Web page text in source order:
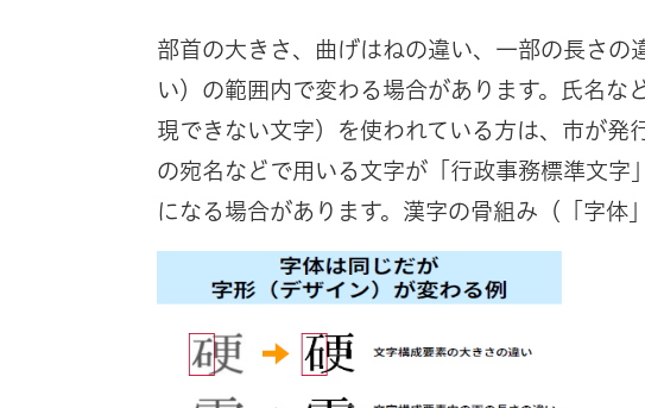
部首の大きさ、曲げはねの違い、一部の長さの
い）の範囲内で変わる場合があります。氏名な
現できない文字）を使われている方は、市が発
の宛名などで用いる文字が「行政事務標準文字
になる場合があります。漢字の骨組み（「字体